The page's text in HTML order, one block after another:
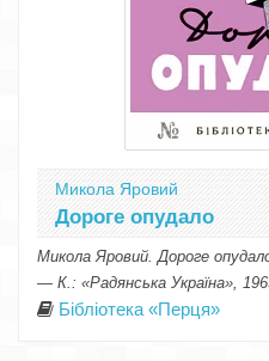
Микола Яровий
Дороге опудало
Микола Яровий. Дороге
— К.: «Радянська Україна»,
Бібліотека «Перця»